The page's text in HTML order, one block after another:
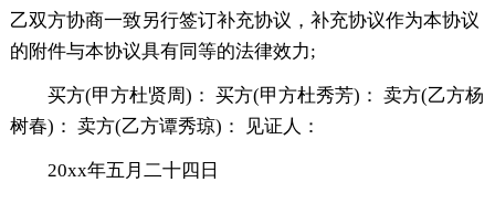
乙双方协商一致另行签订补充协议，补充协议作为本协议
的附件与本协议具有同等的法律效力;
买方(甲方杜贤周)： 买方(甲方杜秀芳)： 卖方(乙方杨
树春)： 卖方(乙方谭秀琼)： 见证人：
20xx年五月二十四日